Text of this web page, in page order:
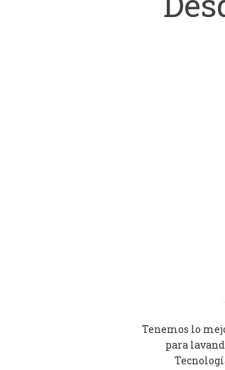
Tenemos lo
para